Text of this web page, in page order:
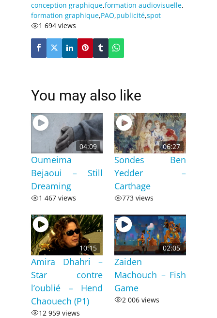
conception graphique,formation audiovisuelle,
formation graphique,PAO,publicité,spot
1 694 views
You may also like
04:09
Oumeima
Bejaoui – Still
Dreaming
1 467 views
06:27
Sondes Ben
Yedder –
Carthage
773 views
10:15
Amira Dhahri –
Star contre
l’oublié – Hend
Chaouech (P1)
12 959 views
02:05
Zaiden
Machouch – Fish
Game
2 006 views